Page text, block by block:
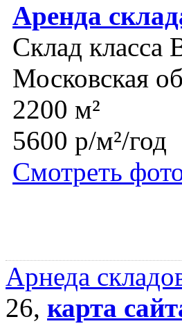
Аренда
Склад класса
Московская
2200 м²
5600 р/м²/год
Смотреть
Арнеда
26, карта